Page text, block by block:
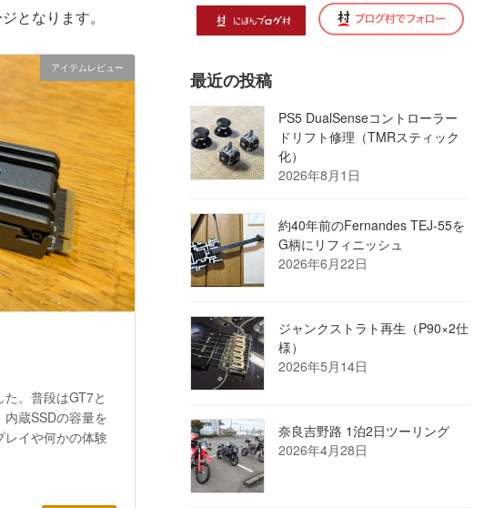
となります。
アイテムレビュー
。普段はGT7と
蔵SSDの容量を
イや何かの体験
最近の投稿
PS5 DualSenseコントローラー
ドリフト修理（TMRスティック
化）
2026年8月1日
約40年前のFernandes TEJ-55を
G柄にリフィニッシュ
2026年6月22日
ジャンクストラト再生（P90×2仕
様）
2026年5月14日
奈良吉野路 1泊2日ツーリング
2026年4月28日